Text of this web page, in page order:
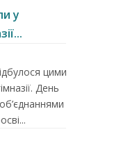
у
цими
День